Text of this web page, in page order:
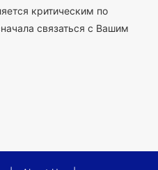
критическим по
связаться с Вашим